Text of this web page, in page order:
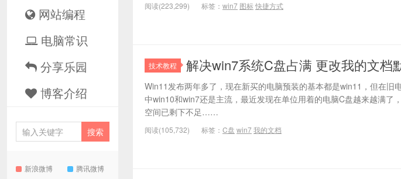
网站编程
电脑常识
分享乐园
博客介绍
新浪微博
腾讯微博
阅读(223,299) 标签： win7 图标 快捷方式
技术教程 解决win7系统C盘占满 更改我的文档
Win11发布两年多了，现在新买的电脑预装的基本都是win11，但在旧
中win10和win7还是主流，最近发现在单位用着的电脑C盘越来越满了
空间已剩下不足……
阅读(105,732) 标签： C盘 win7我的文档